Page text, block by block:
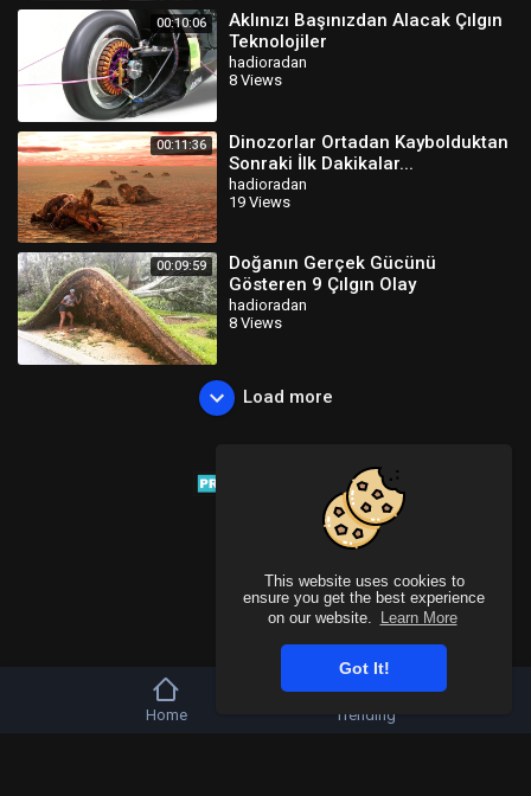
This website uses cookies to
ensure you get the best experience
on our website.
Learn More
Got It!
00:10:06
Aklınızı Başınızdan Alacak Çılgın
Teknolojiler
hadioradan
8 Views
00:11:36
Dinozorlar Ortadan Kaybolduktan
Sonraki İlk Dakikalar...
hadioradan
19 Views
00:09:59
Doğanın Gerçek Gücünü
Gösteren 9 Çılgın Olay
hadioradan
8 Views
Load more
Copyright © 2026 Tivu Media Platform. All rights reserved.
Home Trending